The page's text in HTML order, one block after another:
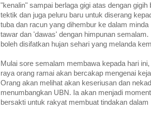
"kenalin" sampai berlaga gigi atas dengan
tektik dan juga peluru baru untuk diserang
tuba dan racun yang dihembur ke dalam
tawar dan 'dawas' dengan himpunan
boleh disifatkan hujan sehari yang melanda
Mulai sore semalam membawa kepada hari
raya orang ramai akan bercakap mengenai
Orang akan melihat akan keseriusan dan
menumbangkan UBN. Ia akan menjadi
bersakti untuk rakyat membuat tindakan dalam